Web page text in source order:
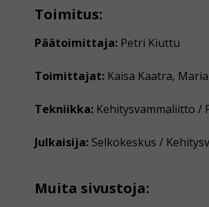
Toimitus:
Päätoimittaja: Petri Kiuttu
Toimittajat: Kaisa Kaatra,
Tekniikka: Kehitysvammaliitto /
Julkaisija: Selkokeskus /
Muita sivustoja: